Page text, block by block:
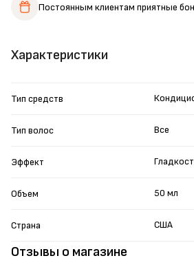
Отзывы о магазине
Характеристики
Тип средств
Тип волос Все
Эффект
Объем 50 мл
Страна США
Постоянным клиентам приятные